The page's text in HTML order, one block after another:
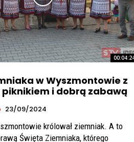
w Wyszmontowie z
i dobrą zabawą
23/09/2024
królował ziemniak. A to
Święta Ziemniaka, którego